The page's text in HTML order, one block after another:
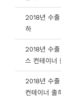
2018년 수
하
2018년 수
스 컨테이너
2018년 수
컨테이너 출